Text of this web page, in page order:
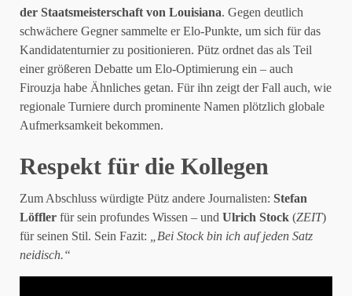
der Staatsmeisterschaft von Louisiana. Gegen deutlich
schwächere Gegner sammelte er Elo-Punkte, um sich für das
Kandidatenturnier zu positionieren. Pütz ordnet das als Teil
einer größeren Debatte um Elo-Optimierung ein – auch
Firouzja habe Ähnliches getan. Für ihn zeigt der Fall auch, wie
regionale Turniere durch prominente Namen plötzlich globale
Aufmerksamkeit bekommen.
Respekt für die Kollegen
Zum Abschluss würdigte Pütz andere Journalisten: Stefan
Löffler für sein profundes Wissen – und Ulrich Stock (ZEIT)
für seinen Stil. Sein Fazit:
„Bei Stock bin ich auf jeden Satz
neidisch.“